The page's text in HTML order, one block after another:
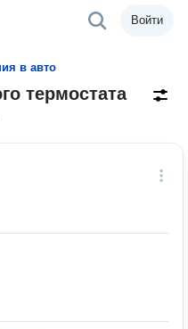
Войти
в авто
термостата